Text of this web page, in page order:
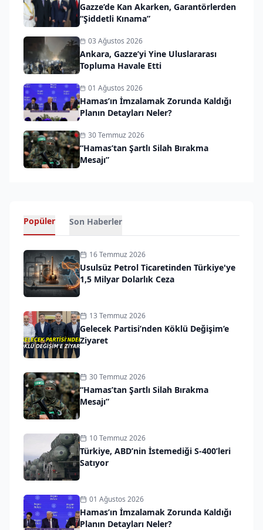
Gazze’de Kan Akarken, Garantörlerden
“Şiddetli Kınama”
03 Ağustos 2026
Ankara, Gazze’yi Yine Uluslararası
Topluma Havale Etti
01 Ağustos 2026
Hamas’ın İmzalamak Zorunda Kaldığı
Planın Detayları Neler?
30 Temmuz 2026
“Hamas’tan Şartlı Silah Bırakma
Mesajı”
Popüler Son Haberler
16 Temmuz 2026
Usulsüz Petrol Ticaretinden Türkiye'ye
1,5 Milyar Dolarlık Ceza
13 Temmuz 2026
Gelecek Partisi’nden Köklü Değişim’e
Ziyaret
30 Temmuz 2026
“Hamas’tan Şartlı Silah Bırakma
Mesajı”
10 Temmuz 2026
Türkiye, ABD’nin İstemediği S-400’leri
Satıyor
01 Ağustos 2026
Hamas’ın İmzalamak Zorunda Kaldığı
Planın Detayları Neler?